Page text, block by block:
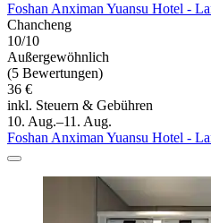
Foshan Anximan Yuansu Hotel -
Chancheng
10/10
Außergewöhnlich
(5 Bewertungen)
36 €
inkl. Steuern & Gebühren
10. Aug.–11. Aug.
Foshan Anximan Yuansu Hotel -